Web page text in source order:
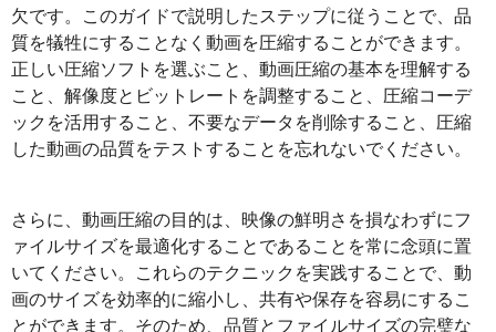
欠です。このガイドで説明したステップに従うことで、品
質を犠牲にすることなく動画を圧縮することができます。
正しい圧縮ソフトを選ぶこと、動画圧縮の基本を理解する
こと、解像度とビットレートを調整すること、圧縮コーデ
ックを活用すること、不要なデータを削除すること、圧縮
した動画の品質をテストすることを忘れないでください。
さらに、動画圧縮の目的は、映像の鮮明さを損なわずにフ
ァイルサイズを最適化することであることを常に念頭に置
いてください。これらのテクニックを実践することで、動
画のサイズを効率的に縮小し、共有や保存を容易にするこ
とができます。そのため、品質とファイルサイズの完璧な